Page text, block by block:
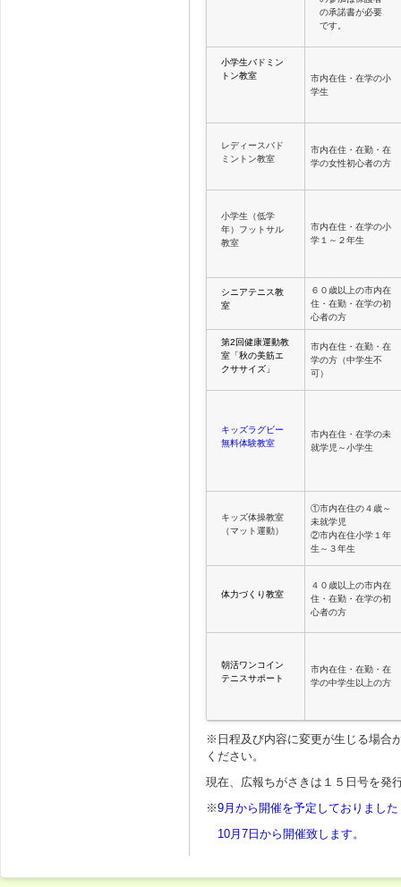
の承諾書が必要
です。
小学生バドミン
トン教室
市内在住・在学の小
学生
レディースバド
ミントン教室
市内在住・在勤・在
学の女性初心者の方
小学生（低学
年）フットサル
教室
市内在住・在学の小
学１～２年生
シニアテニス教
室
６０歳以上の市内在
住・在勤・在学の初
心者の方
第2回健康運動教
室「秋の美筋エ
クササイズ」
市内在住・在勤・在
学の方（中学生不
可）
キッズラグビー
無料体験教室
市内在住・在学の未
就学児～小学生
キッズ体操教室
（マット運動）
①市内在住の４歳～
未就学児
②市内在住小学１年
生～３年生
体力づくり教室
４０歳以上の市内在
住・在勤・在学の初
心者の方
朝活ワンコイン
テニスサポート
市内在住・在勤・在
学の中学生以上の方
※日程及び内容に変更が生じる場合
ください。
現在、広報ちがさきは１５日号を発
※9月から開催を予定しておりまし
10月7日から開催致します。